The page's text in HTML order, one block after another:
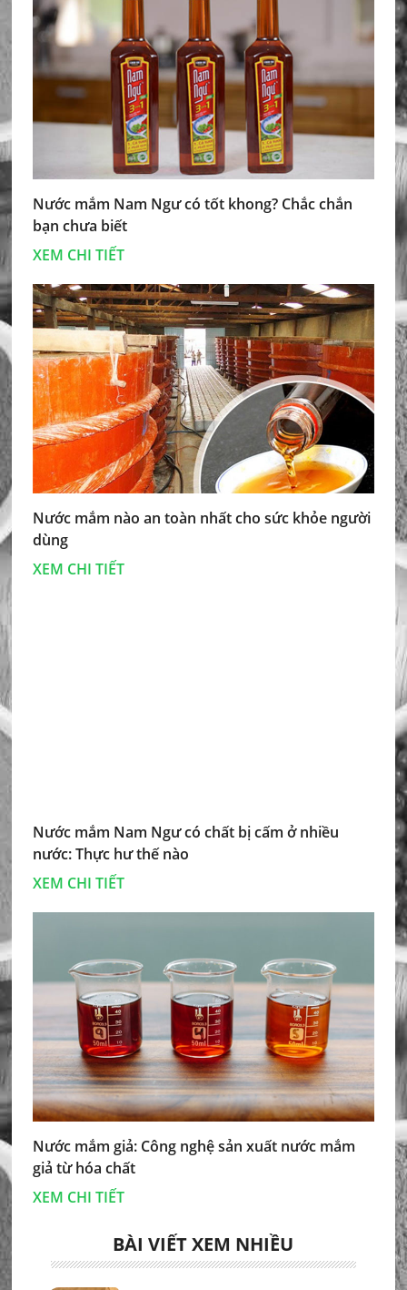
Nước mắm Nam Ngư có tốt khong? Chắc chắn
bạn chưa biết
XEM CHI TIẾT
Nước mắm nào an toàn nhất cho sức khỏe người
dùng
XEM CHI TIẾT
Nước mắm Nam Ngư có chất bị cấm ở nhiều
nước: Thực hư thế nào
XEM CHI TIẾT
Nước mắm giả: Công nghệ sản xuất nước mắm
giả từ hóa chất
XEM CHI TIẾT
BÀI VIẾT XEM NHIỀU